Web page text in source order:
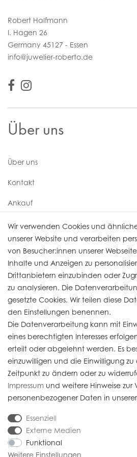
Robert Halfmann
I. Hagen 26
Germany 45127 - Essen
info@juwelier-roberto.de
Über uns
Über uns
Kontakt
Ankauf
Uhren Service
Vertrag widerrufen
Informationen
Widerrufs­recht
Impressum
AGB
Wir verwenden Cookies und
unserer Website und verarbeiten
von Besucher:innen unserer Webseite
Inhalte und Anzeigen zu
Drittanbietern einzubinden oder
zu analysieren. Die
gesetzte Cookies. Wir teilen diese
den Einstellungen benennen.
Die Datenverarbeitung kann mit
eines berechtigten Interesses
erteilt oder abgelehnt werden. Es
einzuwilligen und die Einwilligung zu
Zeitpunkt zu ändern oder zu
Impressum und weitere Hinweise zur
personenbezogener Daten in unserer
Essenziell
Externe Medien
Funktional
Weitere Einstellungen